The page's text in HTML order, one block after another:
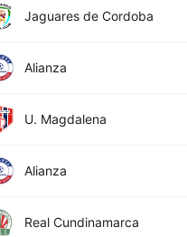
Jaguares de Cordoba
Alianza
U. Magdalena
Alianza
Real Cundinamarca